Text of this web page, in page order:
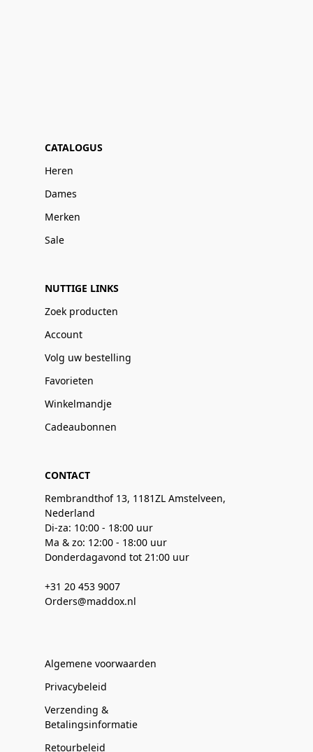
CATALOGUS
Heren
Dames
Merken
Sale
NUTTIGE LINKS
Zoek producten
Account
Volg uw bestelling
Favorieten
Winkelmandje
Cadeaubonnen
CONTACT
Rembrandthof 13, 1181ZL Amstelveen,
Nederland
Di-za: 10:00 - 18:00 uur
Ma & zo: 12:00 - 18:00 uur
Donderdagavond tot 21:00 uur
+31 20 453 9007
Orders@maddox.nl
Algemene voorwaarden
Privacybeleid
Verzending &
Betalingsinformatie
Retourbeleid